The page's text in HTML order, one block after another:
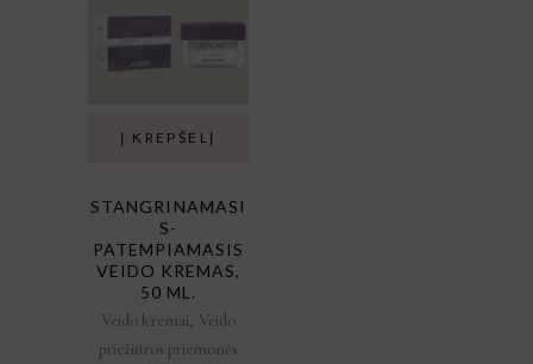
Į KREPŠELĮ
STANGRINAMASI
S-
PATEMPIAMASIS
VEIDO KREMAS,
50 ML.
Veido kremai, Veido
priežiūros priemonės